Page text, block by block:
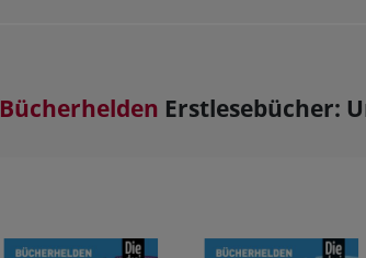
Bücherhelden Erstlesebücher: